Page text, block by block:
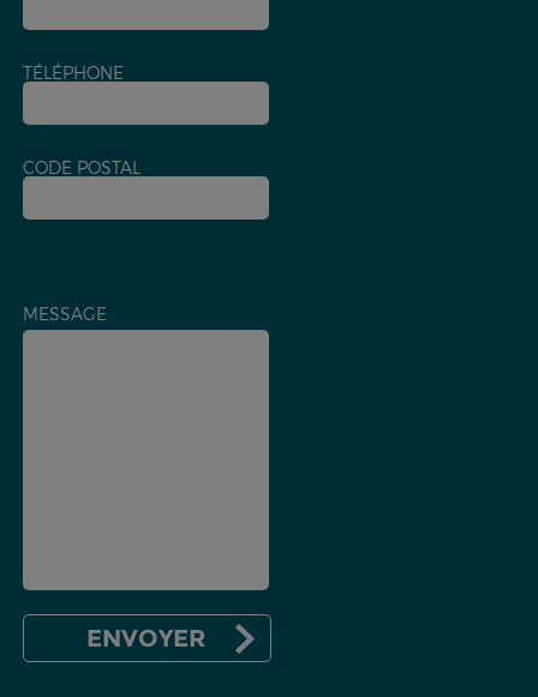
TÉLÉPHONE
CODE POSTAL
MESSAGE